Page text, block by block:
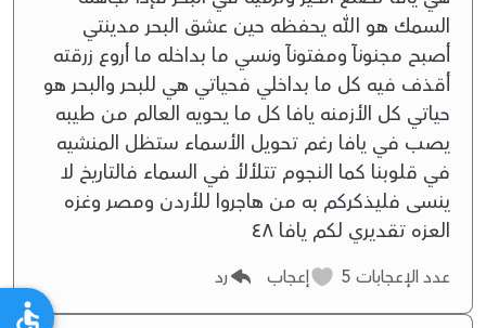
السمك هو الله يحفظه حين عشق البحر مدينتي
أصبح مجنونآ ومفتونآ ونسي ما بداخله ما أروع زرقته
أقذف فيه كل ما بداخلي فحياتي هي للبحر والبحر هو
حياتي كل الأزمنه يافا كل ما يحويه العالم من طيبه
يصب في يافا رغم تحويل الأسماء ستظل المنشيه
في قلوبنا كما النجوم تتلألأ في السماء فالتاريخ لا
ينسى فليذكركم به من هاجروا للأردن ومصر وغزه
العزه تقديري لكم يافا ٤٨
عدد الإعجابات إعجاب رد